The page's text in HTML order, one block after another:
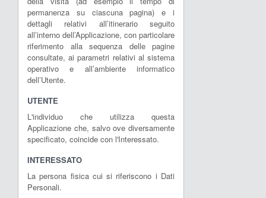
permanenza su ciascuna pagina) e i
dettagli relativi all’itinerario seguito
all’interno dell’Applicazione, con particolare
riferimento alla sequenza delle pagine
consultate, ai parametri relativi al sistema
operativo e all’ambiente informatico
dell’Utente.
UTENTE
L'individuo che utilizza questa
Applicazione che, salvo ove diversamente
specificato, coincide con l'Interessato.
INTERESSATO
La persona fisica cui si riferiscono i Dati
Personali.